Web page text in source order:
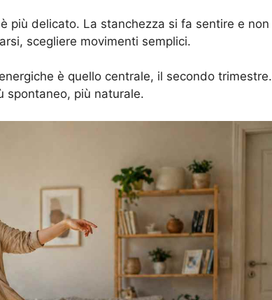
più delicato. La stanchezza si fa sentire e non
scegliere movimenti semplici.
è quello centrale, il secondo trimestre.
spontaneo, più naturale.